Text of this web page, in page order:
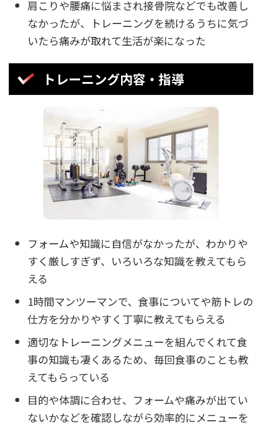
肩こりや腰痛に悩まされ接骨院などでも改善し
なかったが、トレーニングを続けるうちに気づ
いたら痛みが取れて生活が楽になった
トレーニング内容・指導
フォームや知識に自信がなかったが、わかりや
すく厳しすぎず、いろいろな知識を教えてもら
える
1時間マンツーマンで、食事についてや筋トレの
仕方を分かりやすく丁寧に教えてもらえる
適切なトレーニングメニューを組んでくれて食
事の知識も凄くあるため、毎回食事のことも教
えてもらっている
目的や体調に合わせ、フォームや痛みが出てい
ないかなどを確認しながら効率的にメニューを